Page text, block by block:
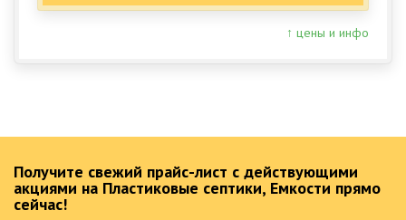
↑ цены и инфо
Получите свежий прайс-лист с действующими
акциями на Пластиковые септики, Емкости прямо
сейчас!